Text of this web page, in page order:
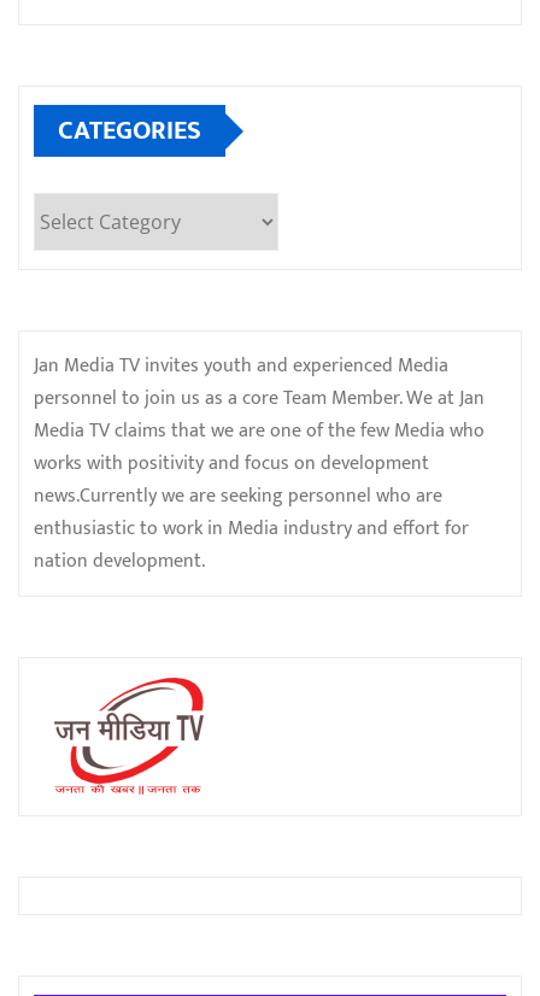
CATEGORIES
Categories
Jan Media TV invites youth and experienced Media
personnel to join us as a core Team Member. We at Jan
Media TV claims that we are one of the few Media who
works with positivity and focus on development
news.Currently we are seeking personnel who are
enthusiastic to work in Media industry and effort for
nation development.